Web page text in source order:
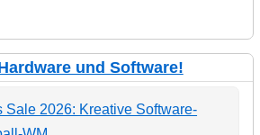
und Software!
Sale 2026: Kreative Software-